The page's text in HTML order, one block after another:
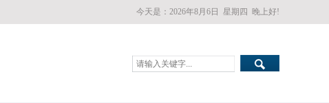
今天是： 2026年8月6日 星期四 晚上好!